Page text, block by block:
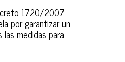
1720/2007
por garantizar un
medidas para